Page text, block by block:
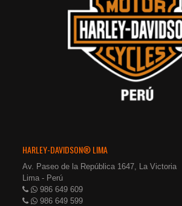
HARLEY-DAVIDSON® LIMA
Av. Paseo de la República 1647, La Victoria
Lima - Perú
986 649 609
986 649 599